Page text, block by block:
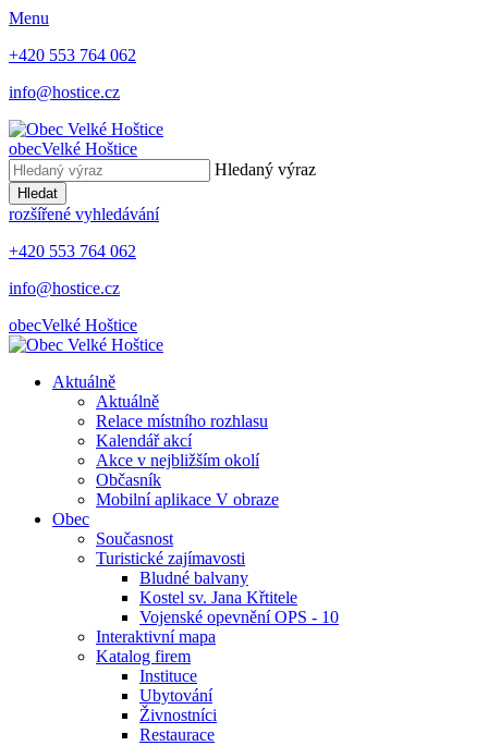
Menu
+420 553 764 062
info@hostice.cz
obecVelké Hoštice
Hledaný výraz
Hledat
rozšířené vyhledávání
+420 553 764 062
info@hostice.cz
obecVelké Hoštice
Aktuálně
Aktuálně
Relace místního rozhlasu
Kalendář akcí
Akce v nejbližším okolí
Občasník
Mobilní aplikace V obraze
Obec
Současnost
Turistické zajímavosti
Bludné balvany
Kostel sv. Jana Křtitele
Vojenské opevnění OPS - 10
Interaktivní mapa
Katalog firem
Instituce
Ubytování
Živnostníci
Restaurace